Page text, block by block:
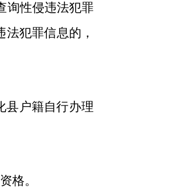
询性侵违法犯罪
法犯罪信息的，
县户籍自行办理
格。